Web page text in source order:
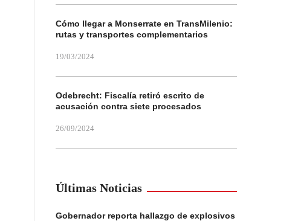
Cómo llegar a Monserrate en TransMilenio:
rutas y transportes complementarios
19/03/2024
Odebrecht: Fiscalía retiró escrito de
acusación contra siete procesados
26/09/2024
Últimas Noticias
Gobernador reporta hallazgo de explosivos